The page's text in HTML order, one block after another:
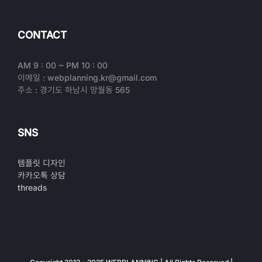
CONTACT
AM 9 : 00 ~ PM 10 : 00
이메일 : webplanning.kr@gmail.com
주소 : 경기도 하남시 망월동 565
SNS
템플릿 디자인
카카오톡 상담
threads